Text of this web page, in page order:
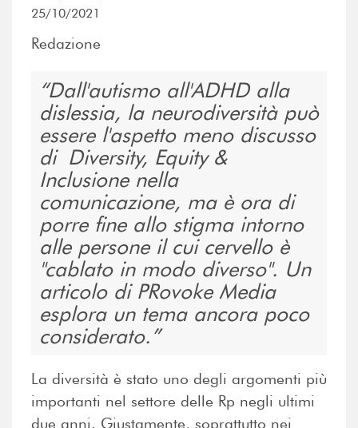
25/10/2021
Redazione
Dall'autismo all'ADHD alla
dislessia, la neurodiversità può
essere l'aspetto meno discusso
di Diversity, Equity &
Inclusione nella
comunicazione, ma è ora di
porre fine allo stigma intorno
alle persone il cui cervello è
"cablato in modo diverso". Un
articolo di PRovoke Media
esplora un tema ancora poco
considerato.
La diversità è stato uno degli argomenti più
importanti nel settore delle Rp negli ultimi
due anni. Giustamente, soprattutto nei